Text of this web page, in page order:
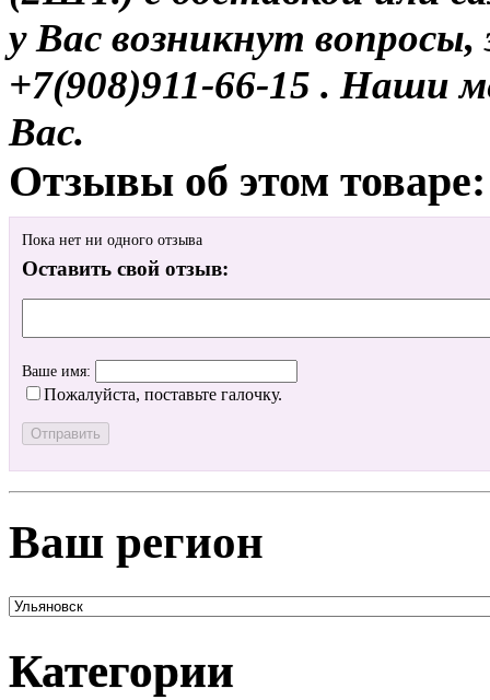
у Вас возникнут
+7(908)911-66-15 . Наши
Вас.
Отзывы об этом товаре:
Пока нет ни одного отзыва
Оставить свой отзыв:
Ваше имя:
Пожалуйста, поставьте галочку.
Ваш регион
Категории